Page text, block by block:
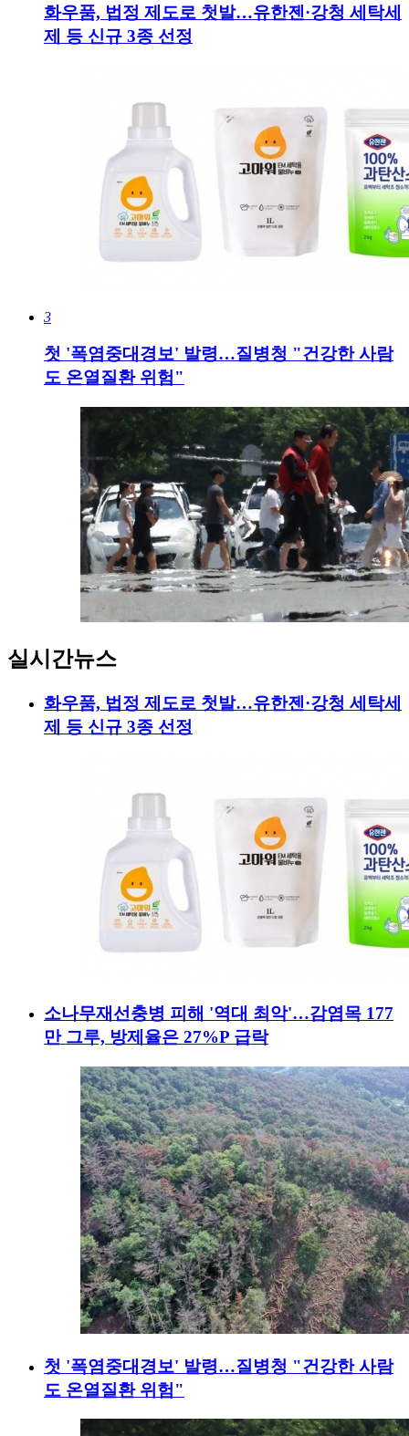
화우품, 법정 제도로 첫발…유한젠·강청 세탁세
제 등 신규 3종 선정
3
첫 '폭염중대경보' 발령…질병청 "건강한 사람
도 온열질환 위험"
실시간뉴스
화우품, 법정 제도로 첫발…유한젠·강청 세탁세
제 등 신규 3종 선정
소나무재선충병 피해 '역대 최악'…감염목 177
만 그루, 방제율은 27%P 급락
첫 '폭염중대경보' 발령…질병청 "건강한 사람
도 온열질환 위험"